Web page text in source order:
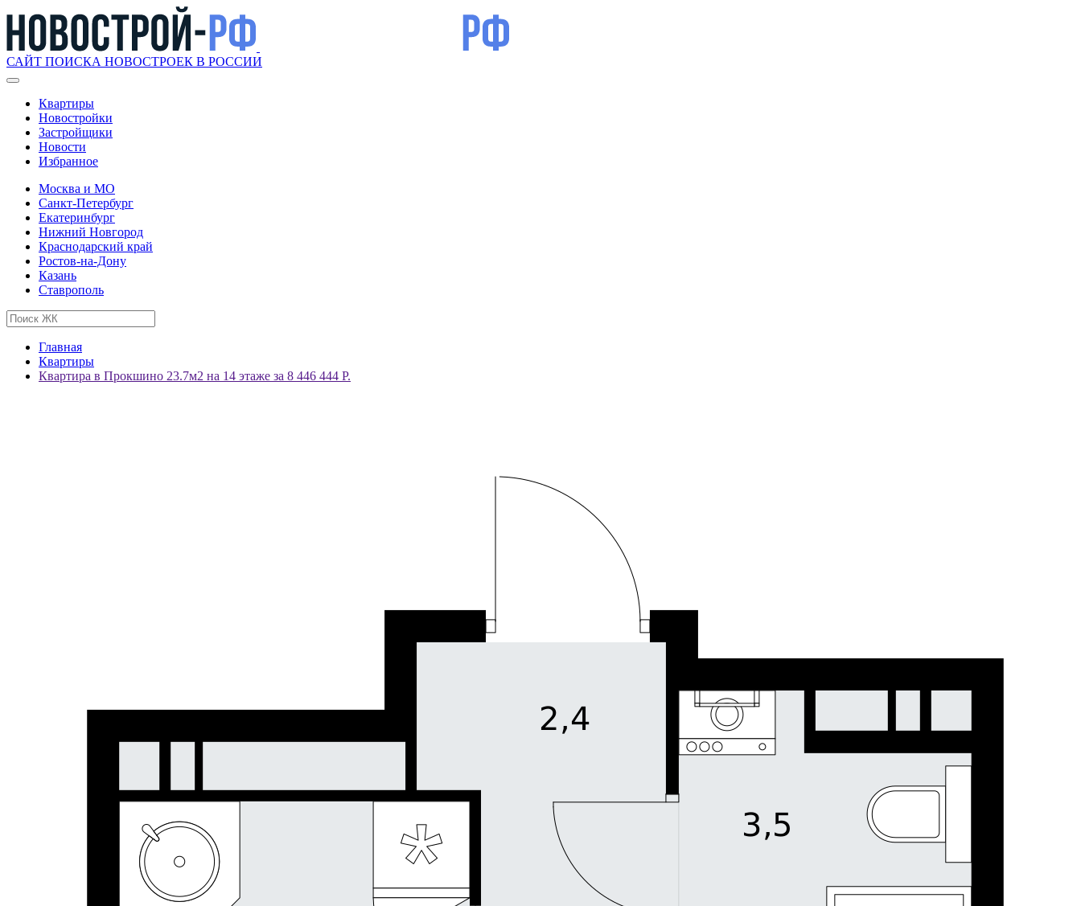
САЙТ ПОИСКА НОВОСТРОЕК В РОССИИ
Квартиры
Новостройки
Застройщики
Новости
Избранное
Москва и МО
Санкт-Петербург
Екатеринбург
Нижний Новгород
Краснодарский край
Ростов-на-Дону
Казань
Ставрополь
Главная
Квартиры
Квартира в Прокшино 23.7м2 на 14 этаже за 8 446 444 Р.